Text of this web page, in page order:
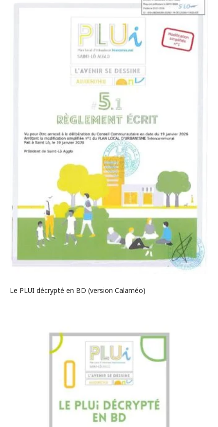
Le PLUI décrypté en BD (version Calaméo)